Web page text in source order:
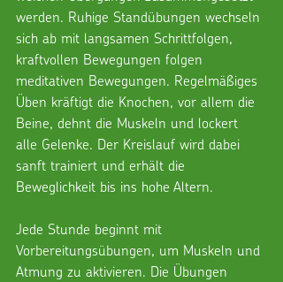
werden. Ruhige Standübungen wechseln
sich ab mit langsamen Schrittfolgen,
kraftvollen Bewegungen folgen
meditativen Bewegungen. Regelmäßiges
Üben kräftigt die Knochen, vor allem die
Beine, dehnt die Muskeln und lockert
alle Gelenke. Der Kreislauf wird dabei
sanft trainiert und erhält die
Beweglichkeit bis ins hohe Altern.
Jede Stunde beginnt mit
Vorbereitungsübungen, um Muskeln und
Atmung zu aktivieren. Die Übungen